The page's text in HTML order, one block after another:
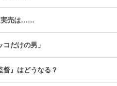
実売は……
だけの男」
督』はどうなる？